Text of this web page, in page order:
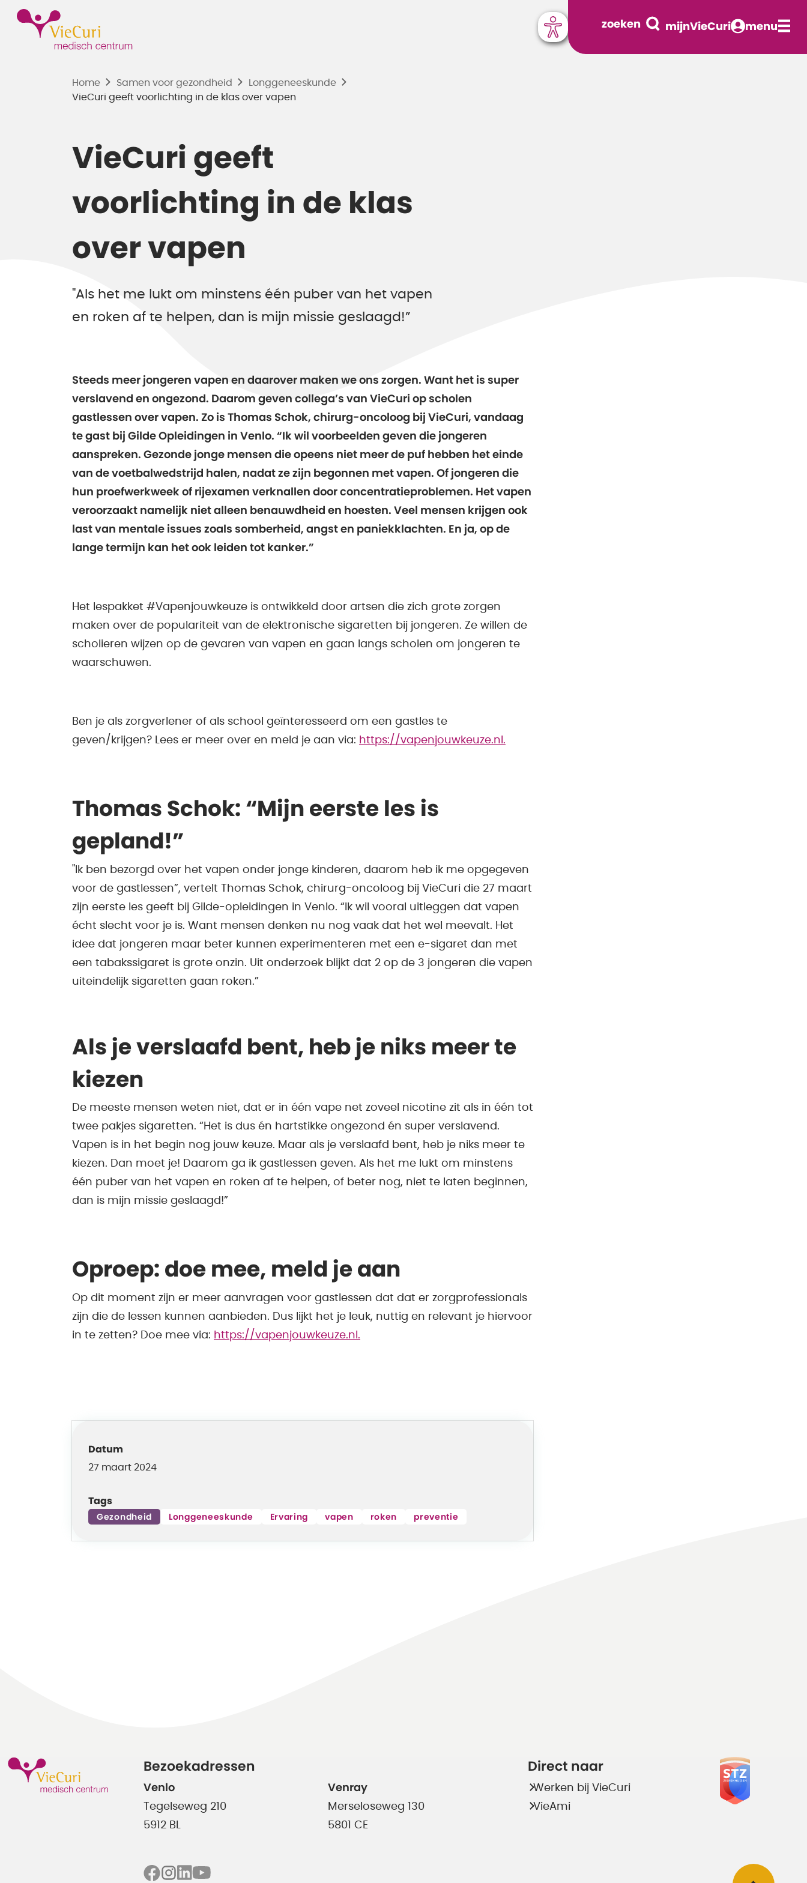
zoeken mijnVieCuri menu
Home Samen voor gezondheid
Longgeneeskunde
VieCuri geeft voorlichting in de klas over vapen
VieCuri geeft
voorlichting in de klas
over vapen
"Als het me lukt om minstens één puber van het vapen
en roken af te helpen, dan is mijn missie geslaagd!”
Steeds meer jongeren vapen en daarover maken we ons zorgen. Want het is super
verslavend en ongezond. Daarom geven collega’s van VieCuri op scholen
gastlessen over vapen. Zo is Thomas Schok, chirurg-oncoloog bij VieCuri, vandaag
te gast bij Gilde Opleidingen in Venlo. “Ik wil voorbeelden geven die jongeren
aanspreken. Gezonde jonge mensen die opeens niet meer de puf hebben het einde
van de voetbalwedstrijd halen, nadat ze zijn begonnen met vapen. Of jongeren die
hun proefwerkweek of rijexamen verknallen door concentratieproblemen. Het vapen
veroorzaakt namelijk niet alleen benauwdheid en hoesten. Veel mensen krijgen ook
last van mentale issues zoals somberheid, angst en paniekklachten. En ja, op de
lange termijn kan het ook leiden tot kanker.”
Het lespakket #Vapenjouwkeuze is ontwikkeld door artsen die zich grote zorgen
maken over de populariteit van de elektronische sigaretten bij jongeren. Ze willen de
scholieren wijzen op de gevaren van vapen en gaan langs scholen om jongeren te
waarschuwen.
Ben je als zorgverlener of als school geïnteresseerd om een gastles te
geven/krijgen? Lees er meer over en meld je aan via: https://vapenjouwkeuze.nl.
Thomas Schok: “Mijn eerste les is
gepland!”
"Ik ben bezorgd over het vapen onder jonge kinderen, daarom heb ik me opgegeven
voor de gastlessen”, vertelt Thomas Schok, chirurg-oncoloog bij VieCuri die 27 maart
zijn eerste les geeft bij Gilde-opleidingen in Venlo. “Ik wil vooral uitleggen dat vapen
écht slecht voor je is. Want mensen denken nu nog vaak dat het wel meevalt. Het
idee dat jongeren maar beter kunnen experimenteren met een e-sigaret dan met
een tabakssigaret is grote onzin. Uit onderzoek blijkt dat 2 op de 3 jongeren die vapen
uiteindelijk sigaretten gaan roken.”
Als je verslaafd bent, heb je niks meer te
kiezen
De meeste mensen weten niet, dat er in één vape net zoveel nicotine zit als in één tot
twee pakjes sigaretten. “Het is dus én hartstikke ongezond én super verslavend.
Vapen is in het begin nog jouw keuze. Maar als je verslaafd bent, heb je niks meer te
kiezen. Dan moet je! Daarom ga ik gastlessen geven. Als het me lukt om minstens
één puber van het vapen en roken af te helpen, of beter nog, niet te laten beginnen,
dan is mijn missie geslaagd!”
Oproep: doe mee, meld je aan
Op dit moment zijn er meer aanvragen voor gastlessen dat dat er zorgprofessionals
zijn die de lessen kunnen aanbieden. Dus lijkt het je leuk, nuttig en relevant je hiervoor
in te zetten? Doe mee via: https://vapenjouwkeuze.nl.
Datum
27 maart 2024
Tags
Gezondheid Longgeneeskunde Ervaring vapen roken preventie
Bezoekadressen
Venlo
Tegelseweg 210
5912 BL
Venray
Merseloseweg 130
5801 CE
Direct naar
Werken bij VieCuri
VieAmi